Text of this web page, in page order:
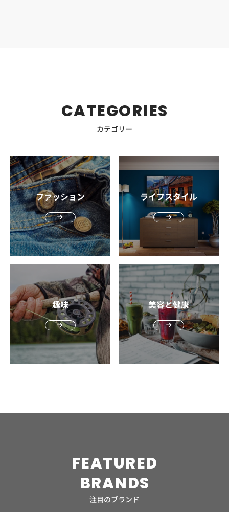
本格的なレイングッズではなく、普段使いできるのに雨の
日も安心して使える商品たち。 そこで、ユナイテッドアロ
ントをご紹介します。 【ファッション性】 まずはアイテ
ムのファッション性にこだわってみましょう。 いわゆる
「雨具」のイメージではなく、一見すると普段着のようだ
けど、実は高い防水性や撥水性を備えているレインウエ
ア。スタイリングのアクセントになりそうなデザインの傘
など、ファッション小物として手に入れたいアイテムも豊
富に揃っています。 例えばポンチョやマウンテンパーカー
などは、タウンユースやアウトドア、フェスなどのイベン
トにも使えるマルチアイテムです。 【収納性】 レインウ
ェアを選ぶ際、防水性・撥水性を備えていることはもちろ
ん重要ですが、同じく大切なのは利便性です。 そこでおす
すめしたいのが、持ち運び便利なパッカブルタイプ。使わ
ない時は小さく納まり、いざという時にすぐに使える優れ
ものです。例えば通勤通学で使うバッグに入れて持ち運ん
だり、旅行の際に持っていったりと、いつでも使えるよう
に備えておけます。 また、折り畳み傘もできる限り小さく
収納できるものがおすすめ。バッグの中に入るサイズ感を
選べばかさばりません。 例えばカラビナ付きを選べば、バ
ッグの持ち手に取り付けることもでき、とても便利です。
て表面が濡れにくくする機能です。 防水は水を完全に遮断
ん。普段使いの服やバッグに採用されることが多く、軽い
雨や短時間の使用に適しています。 以上の点に注目してア
イテムを選定すれば、「機能的且つファッション性も高い
CATEGORIES
カテゴリー
ファッション ライフスタイル
趣味 美容と健康
FEATURED
BRANDS
注目のブランド